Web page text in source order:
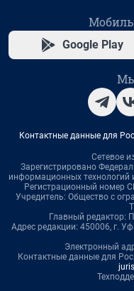
Google Play
Мы
Контактные данные для
Сетевое
Зарегистрировано
информационных
Регистрационный номер
Учредитель: Общество с
Главный редактор:
Адрес редакции: 450006, г.
Электронный
Контактные данные для